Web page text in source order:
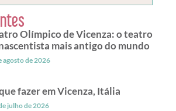
Olímpico de Vicenza: o teatro
mais antigo do mundo
agosto de 2026
fazer em Vicenza, Itália
julho de 2026